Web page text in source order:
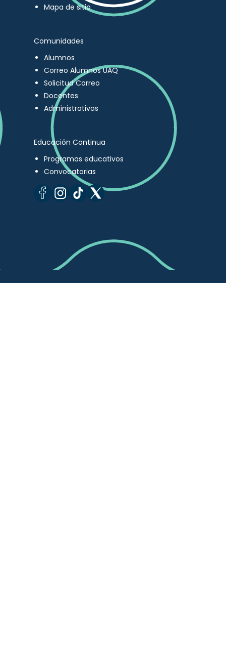
Mapa de sitio
Comunidades
Alumnos
Correo Alumnos UAQ
Solicitud Correo
Docentes
Administrativos
Educación Continua
Programas educativos
Convocatorias